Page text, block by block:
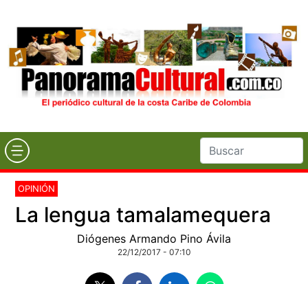
OPINIÓN
La lengua tamalamequera
Diógenes Armando Pino Ávila
22/12/2017 - 07:10